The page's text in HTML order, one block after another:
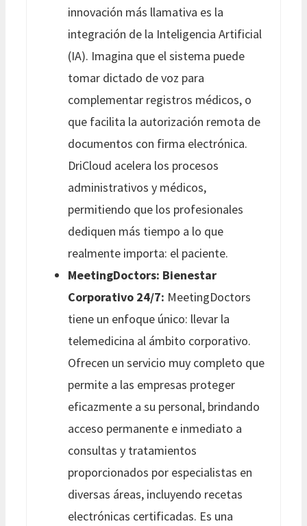
innovación más llamativa es la
integración de la Inteligencia Artificial
(IA). Imagina que el sistema puede
tomar dictado de voz para
complementar registros médicos, o
que facilita la autorización remota de
documentos con firma electrónica.
DriCloud acelera los procesos
administrativos y médicos,
permitiendo que los profesionales
dediquen más tiempo a lo que
realmente importa: el paciente.
MeetingDoctors: Bienestar
Corporativo 24/7: MeetingDoctors
tiene un enfoque único: llevar la
telemedicina al ámbito corporativo.
Ofrecen un servicio muy completo que
permite a las empresas proteger
eficazmente a su personal, brindando
acceso permanente e inmediato a
consultas y tratamientos
proporcionados por especialistas en
diversas áreas, incluyendo recetas
electrónicas certificadas. Es una